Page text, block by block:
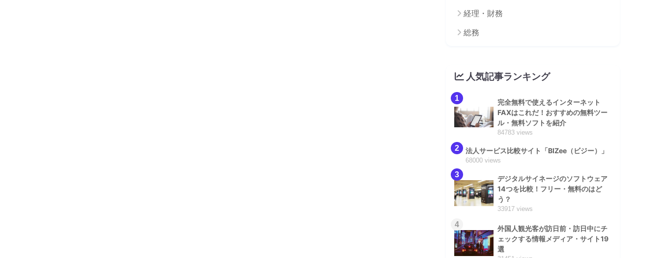
経理・財務
総務
人気記事ランキング
1
完全無料で使えるインターネット
FAXはこれだ！おすすめの無料ツー
ル・無料ソフトを紹介
84783 views
2 法人サービス比較サイト「BIZee（ビジー）」
68000 views
3
デジタルサイネージのソフトウェア
14つを比較！フリー・無料のはど
う？
33917 views
4
外国人観光客が訪日前・訪日中にチ
ェックする情報メディア・サイト19
選